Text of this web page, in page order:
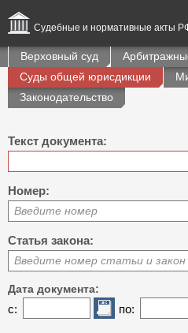
Судебные и нормативные акты
Верховный суд
Суды общей юрисдикции
Законодательство
Текст документа:
Номер:
Введите номер
Статья закона:
Введите номер статьи и закон
Дата документа:
с: по: